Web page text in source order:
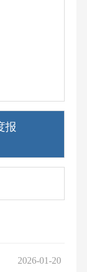
报
2026-01-20